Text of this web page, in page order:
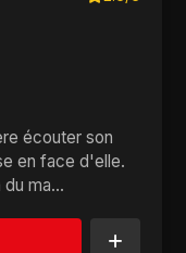
écouter son
en face d'elle.
ma...